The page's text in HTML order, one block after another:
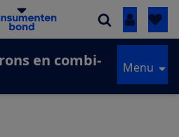
Inloggen
en combi- Menu